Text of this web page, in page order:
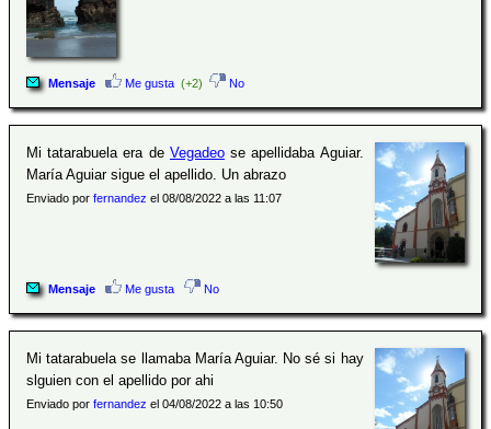
Mensaje Me gusta (+2) No
Mi tatarabuela era de Vegadeose apellidaba Aguiar.
María Aguiar sigue el apellido. Un abrazo
Enviado por fernandez el 08/08/2022 a las 11:07
Mensaje Me gusta No
Mi tatarabuela se llamaba María Aguiar. No sé si hay
slguien con el apellido por ahi
Enviado por fernandez el 04/08/2022 a las 10:50